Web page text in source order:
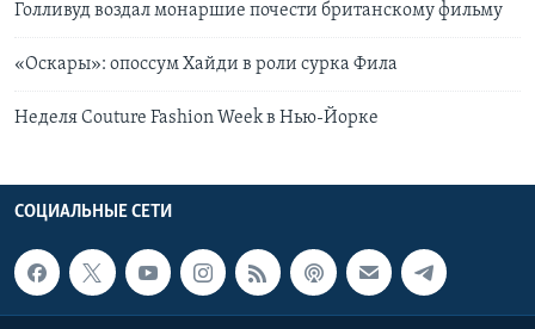
Голливуд воздал монаршие почести британскому фильму
«Оскары»: опоссум Хайди в роли сурка Фила
Неделя Couture Fashion Week в Нью-Йорке
СОЦИАЛЬНЫЕ СЕТИ